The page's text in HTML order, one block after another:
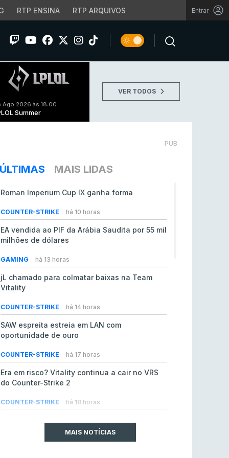
RTP ENSINA RTP ARQUIVOS Entrar
Ago 2026 às 18:00
Summer
VER TODOS
PUB
ÚLTIMAS MAIS LIDAS
Roman Imperium Cup IX ganha forma
COUNTER-STRIKE há 10 horas
EA vendida ao PIF da Arábia Saudita por 55 mil
milhões de dólares
GAMING há 13 horas
jL chamado para colmatar baixas na Team
Vitality
COUNTER-STRIKE há 14 horas
SAW espreita estreia em LAN com
oportunidade de ouro
COUNTER-STRIKE há 17 horas
Era em risco? Vitality continua a cair no VRS
do Counter-Strike 2
COUNTER-STRIKE há 18 horas
comunitários de League of Legends
MAIS NOTÍCIAS